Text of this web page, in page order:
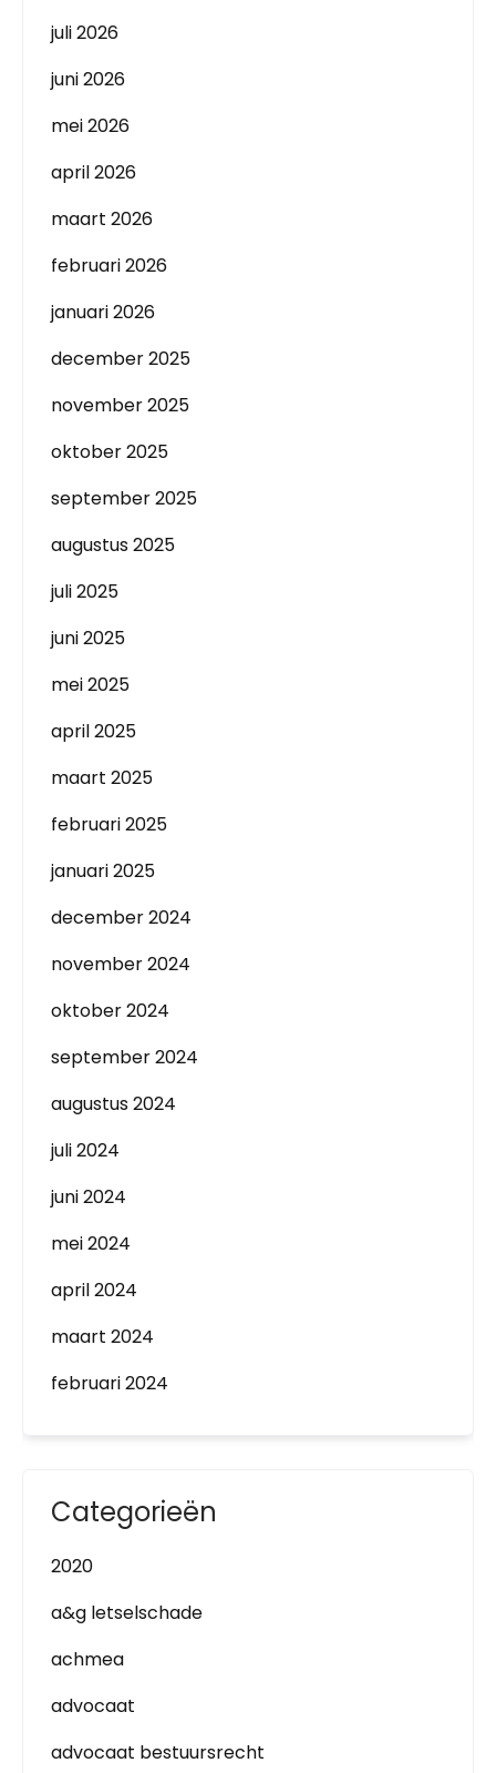
juli 2026
juni 2026
mei 2026
april 2026
maart 2026
februari 2026
januari 2026
december 2025
november 2025
oktober 2025
september 2025
augustus 2025
juli 2025
juni 2025
mei 2025
april 2025
maart 2025
februari 2025
januari 2025
december 2024
november 2024
oktober 2024
september 2024
augustus 2024
juli 2024
juni 2024
mei 2024
april 2024
maart 2024
februari 2024
Categorieën
2020
a&g letselschade
achmea
advocaat
advocaat bestuursrecht